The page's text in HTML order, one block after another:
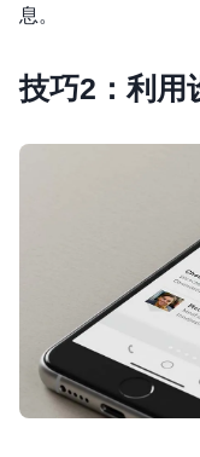
息。
技巧2：利用